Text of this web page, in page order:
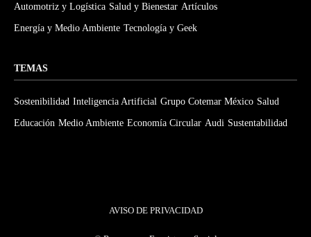
Automotriz y Logística Salud y Bienestar Artículos
Energía y Medio Ambiente Tecnología y Geek
TEMAS
Sostenibilidad Inteligencia Artificial Grupo Cotemar México Salud
Educación Medio Ambiente Economía Circular Audi Sustentabilidad
AVISO DE PRIVACIDAD